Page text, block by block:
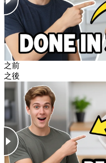
之前
之後